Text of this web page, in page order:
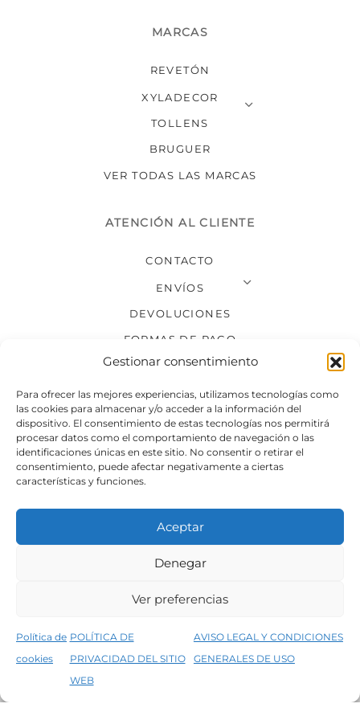
Gestionar consentimiento
Para ofrecer las mejores experiencias, utilizamos tecnologías como
las cookies para almacenar y/o acceder a la información del
dispositivo. El consentimiento de estas tecnologías nos permitirá
procesar datos como el comportamiento de navegación o las
identificaciones únicas en este sitio. No consentir o retirar el
consentimiento, puede afectar negativamente a ciertas
características y funciones.
Aceptar
Denegar
Ver preferencias
Política de
cookies
POLÍTICA DE
PRIVACIDAD DEL SITIO
WEB
AVISO LEGAL Y CONDICIONES
GENERALES DE USO
5% de descuento en tu primera compra, utiliza el código PRIMERACOMPRA
MARCAS
REVETÓN
XYLADECOR
TOLLENS
BRUGUER
VER TODAS LAS MARCAS
ATENCIÓN AL CLIENTE
CONTACTO
ENVÍOS
DEVOLUCIONES
FORMAS DE PAGO
SÍGUENOS
Condiciones generales de venta
Política de privacidad del sitio web
©2026 Decopintur- todos los derechos